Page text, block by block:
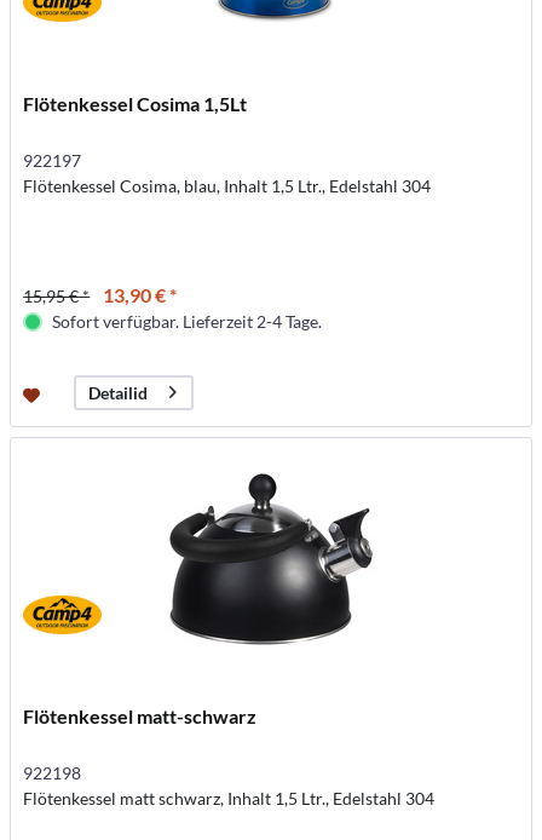
Flötenkessel Cosima 1,5Lt
922197
Flötenkessel Cosima, blau, Inhalt 1,5 Ltr., Edelstahl 304
15,95 € * 13,90 € *
Sofort verfügbar. Lieferzeit 2-4 Tage.
Detailid
Flötenkessel matt-schwarz
922198
Flötenkessel matt schwarz, Inhalt 1,5 Ltr., Edelstahl 304